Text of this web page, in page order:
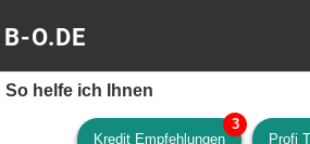
B-O.DE
So helfe ich Ihnen
Kredit Empfehlungen Profi